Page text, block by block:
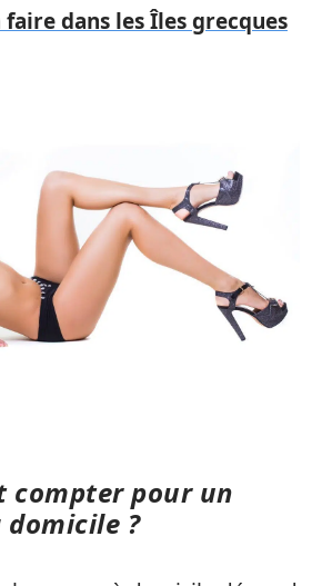
dans les Îles grecques
compter pour un
domicile ?